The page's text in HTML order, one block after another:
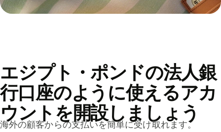
エジプト・ポンドの法人銀
行口座のように使えるアカ
ウントを開設しましょう
海外の顧客からの支払いを簡単に受け取れます。